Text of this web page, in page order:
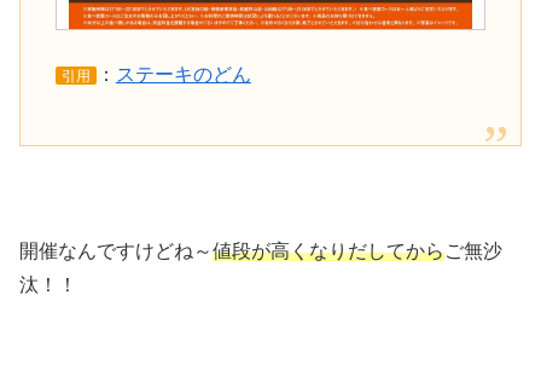
引用 ： ステーキのどん
開催なんですけどね～値段が高くなりだしてからご無沙
汰！！